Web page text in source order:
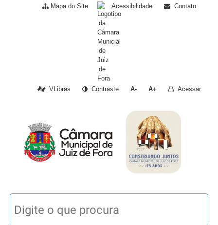
Mapa do Site Acessibilidade Contato
VLibras Contraste A- A+ Acessar